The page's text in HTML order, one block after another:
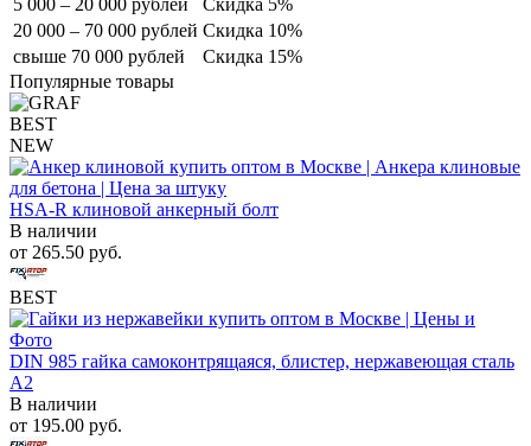
5 000 – 20 000 рублей
Скидка 5%
20 000 – 70 000 рублей Скидка 10%
свыше 70 000 рублей
Скидка 15%
Популярные товары
BEST
NEW
HSA-R клиновой анкерный болт
В наличии
от 265.50 руб.
BEST
DIN 985 гайка самоконтрящаяся, блистер, нержавеющая сталь
A2
В наличии
от 195.00 руб.